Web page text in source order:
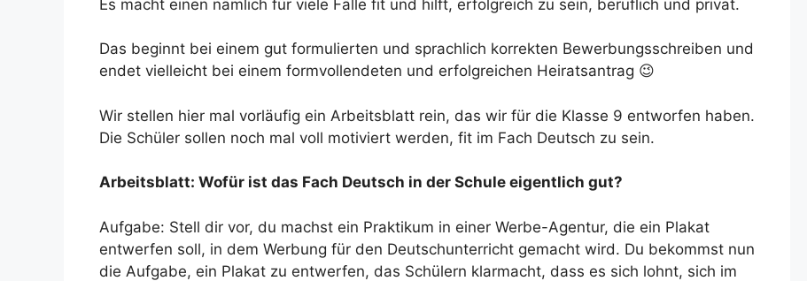
Es macht einen nämlich für viele Fälle fit und hilft, erfolgreich zu sein, beruflich und privat.
Das beginnt bei einem gut formulierten und sprachlich korrekten Bewerbungsschreiben und
endet vielleicht bei einem formvollendeten und erfolgreichen Heiratsantrag 😉
Wir stellen hier mal vorläufig ein Arbeitsblatt rein, das wir für die Klasse 9 entworfen haben.
Die Schüler sollen noch mal voll motiviert werden, fit im Fach Deutsch zu sein.
Arbeitsblatt: Wofür ist das Fach Deutsch in der Schule eigentlich gut?
Aufgabe: Stell dir vor, du machst ein Praktikum in einer Werbe-Agentur, die ein Plakat
entwerfen soll, in dem Werbung für den Deutschunterricht gemacht wird. Du bekommst nun
die Aufgabe, ein Plakat zu entwerfen, das Schülern klarmacht, dass es sich lohnt, sich im